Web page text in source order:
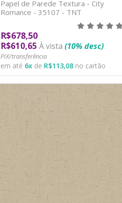
Papel de Parede Textura - City
Romance - 35107 - TNT
R$678,50
R$610,65 À vista (10% desc)
PIX/transferência
em até 6x de R$113,08 no cartão